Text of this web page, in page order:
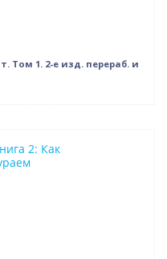
Том 1. 2-е изд. перераб. и